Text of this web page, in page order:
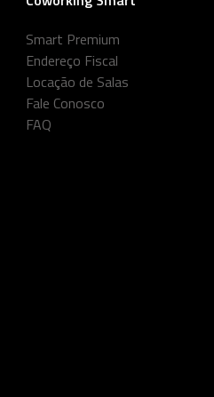
Smart Premium
Endereço Fiscal
Locação de Salas
Fale Conosco
FAQ